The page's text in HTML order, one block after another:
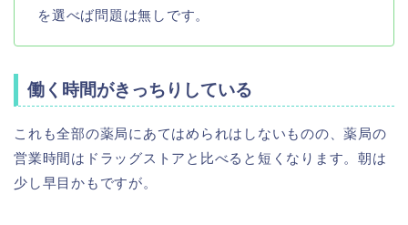
を選べば問題は無しです。
働く時間がきっちりしている
これも全部の薬局にあてはめられはしないものの、薬局の
営業時間はドラッグストアと比べると短くなります。朝は
少し早目かもですが。